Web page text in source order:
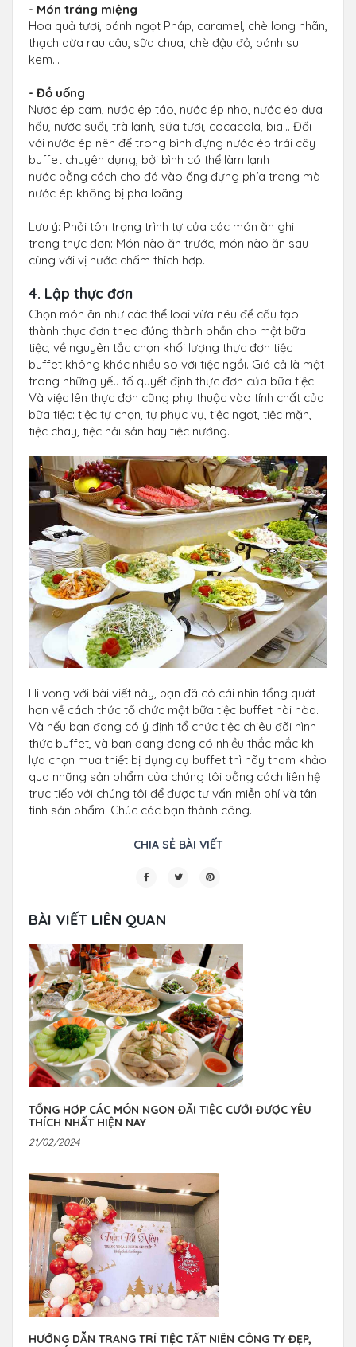
- Món tráng miệng
Hoa quả tươi, bánh ngọt Pháp, caramel, chè long nhãn,
thạch dừa rau câu, sữa chua, chè đậu đỏ, bánh su
kem…
- Đồ uống
Nước ép cam, nước ép táo, nước ép nho, nước ép dưa
hấu, nước suối, trà lạnh, sữa tươi, cocacola, bia… Đối
với nước ép nên để trong bình đựng nước ép trái cây
buffet chuyên dụng, bởi bình có thể làm lạnh
nước bằng cách cho đá vào ống đựng phía trong mà
nước ép không bị pha loãng.
Lưu ý: Phải tôn trọng trình tự của các món ăn ghi
trong thực đơn: Món nào ăn trước, món nào ăn sau
cùng với vị nước chấm thích hợp.
4. Lập thực đơn
Chọn món ăn như các thể loại vừa nêu để cấu tạo
thành thực đơn theo đúng thành phần cho một bữa
tiệc, về nguyên tắc chọn khối lượng thực đơn tiệc
buffet không khác nhiều so với tiệc ngồi. Giá cả là một
trong những yếu tố quyết định thực đơn của bữa tiệc.
Và việc lên thực đơn cũng phụ thuộc vào tính chất của
bữa tiệc: tiệc tự chọn, tự phục vụ, tiệc ngọt, tiệc mặn,
tiệc chay, tiệc hải sản hay tiệc nướng.
Hi vọng với bài viết này, bạn đã có cái nhìn tổng quát
hơn về cách thức tổ chức một bữa tiệc buffet hài hòa.
Và nếu bạn đang có ý định tổ chức tiệc chiêu đãi hình
thức buffet, và bạn đang đang có nhiều thắc mắc khi
lựa chọn mua thiết bị dụng cụ buffet thì hãy tham khảo
qua những sản phẩm của chúng tôi bằng cách liên hệ
trực tiếp với chúng tôi để được tư vấn miễn phí và tân
tình sản phẩm. Chúc các bạn thành công.
CHIA SẺ BÀI VIẾT
BÀI VIẾT LIÊN QUAN
TỔNG HỢP CÁC MÓN NGON ĐÃI TIỆC CƯỚI ĐƯỢC YÊU
THÍCH NHẤT HIỆN NAY
21/02/2024
HƯỚNG DẪN TRANG TRÍ TIỆC TẤT NIÊN CÔNG TY ĐẸP,